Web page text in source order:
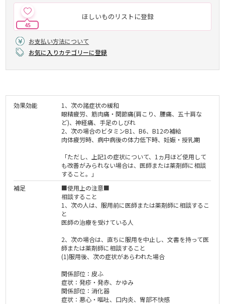
ほしいものリストに登録
45
お支払い方法について
お気に入りカテゴリーに登録
効果効能
1、次の諸症状の緩和
眼精疲労、筋肉痛・関節痛(肩こり、腰痛、五十肩な
ど)、神経痛、手足のしびれ
2、次の場合のビタミンB1、B6、B12の補給
肉体疲労時、病中病後の体力低下時、妊娠・授乳期
「ただし、上記1の症状について、1ヵ月ほど使用して
も改善がみられない場合は、医師または薬剤師に相談
すること。」
補足
■使用上の注意■
相談すること
1、次の人は、服用前に医師または薬剤師に相談するこ
と
医師の治療を受けている人
2、次の場合は、直ちに服用を中止し、文書を持って医
師または薬剤師に相談すること
(1)服用後、次の症状があらわれた場合
関係部位：皮ふ
症状：発疹・発赤、かゆみ
関係部位：消化器
症状：悪心・嘔吐、口内炎、胃部不快感